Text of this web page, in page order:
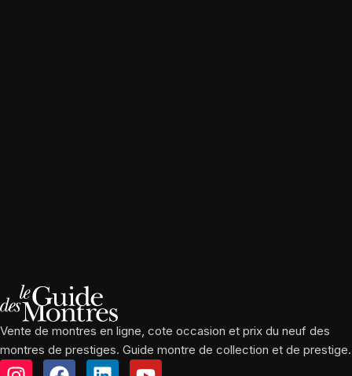
Vente de montres en ligne, cote occasion et prix du neuf des
montres de prestiges. Guide montre de collection et de prestige.